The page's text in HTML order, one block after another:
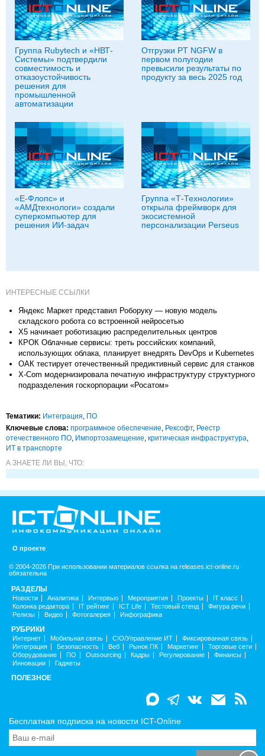
Группа Rubytech и «НВТ-
Системы» подтвердили
совместимость и
отказоустойчивость
решения для
промышленной
автоматизации
Отгрузки PT NGFW в
первом полугодии
превысили результаты по
продукту за весь 2025 год
«Е-Флопс» и
«АМДтехнологи» создали
суперкомпьютер для
решения ИИ-задач
Группа «Т‑Технологии»
открыла фреймворк для
экосистемной
персонализации Perseus
ИНТЕРЕСНЫЕ ССЫЛКИ
Яндекс Маркет представил Роборуку — новую модель
складского робота со встроенной нейросетью
X5 начинает роботизацию распределительных центров
КРОК Облачные сервисы: треть российских компаний,
использующих облака, планирует внедрять DevOps и Kubernetes
ОАК тестирует отечественный предиктивный сервис для станков
X-Com модернизировала печатную инфраструктуру структурного
подразделения госкорпорации «Росатом»
Тематики: Интеграция, ПО
Ключевые слова: программное обеспечение, Рексофт, Реестр
отечественного ПО, Импорто­замещение, критическая инфраструктура,
ИТ в транспорте
А ЗНАЕТЕ ЛИ ВЫ, ЧТО:
О проекте
© 2004-2026 При использовании материалов ссылка на releases.ict-online.ru
обязательна
РАЗДЕЛЫ
Новости Аналитика Интервью Мероприятия Проекты
IT класс
Колонка редактора
IT рейтинг ICT Life Тестовый стенд
Фигура речи
Релизы
Видео Фотогалерея Инфографика
РУБРИКИ
Интернет Мобильная связь CIO/Управление ИТ
Фиксированная связь
Интеграция
Безопасность Веб Рынок ПК Маркетинг
Торговые сети
Оборудование
ПО Outsourcing Кадры Регулирование
Финансы
Инновации
Гаджеты
ПОЛЕЗНОЕ
Бесплатная подписка на новости ICT-Online